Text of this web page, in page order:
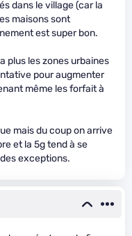
dans le village (car la
maisons sont
est super bon.
plus les zones urbaines
pour augmenter
même les forfait à
mais du coup on arrive
et la 5g tend à se
exceptions.